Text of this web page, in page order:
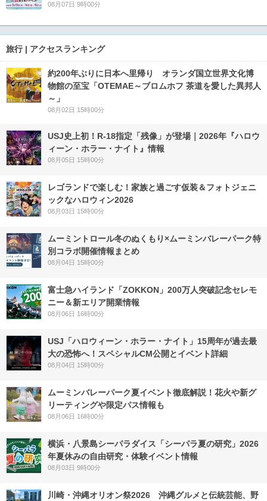
08月07日 9時00分
旅行 | アクセスランキング
約200年ぶりに日本へ里帰り オランダ国立世界文化博
物館の至宝「OTEMAE～ブロムホフ 茶道を愛した異邦人
～」
08月02日 15時00分
USJ史上初！R-18指定「残像」が登場｜2026年『ハロウ
ィーン・ホラー・ナイト』情報
08月05日 15時00分
レゴランドで楽しむ！家族と過ごす仮装＆フォトジェニ
ックなハロウィン2026
08月03日 15時00分
ムーミントロール冬のぬくもり×ムーミンバレーパーク特
別コラボ開催情報まとめ
08月04日 15時00分
富士急ハイランド「ZOKKON」200万人突破記念セレモ
ニー＆新エリア開業情報
08月06日 16時00分
USJ「ハロウィーン・ホラー・ナイト」15周年が過去最
大の恐怖へ！スペシャルCM公開とイベント詳細
08月04日 15時00分
ムーミンバレーパーク夏イベント徹底解説！花火や新グ
リーティングや限定パス情報も
08月06日 16時00分
横浜・八景島シーパラダイス「シーパラ夏の研究」2026
年夏休みの自由研究・体験イベント情報
08月03日 9時00分
川崎・沖縄オリオン祭2026 沖縄グルメと伝統芸能、野